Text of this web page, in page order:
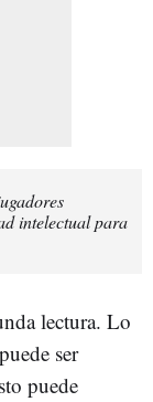
intelectual para
lectura. Lo
ser
puede